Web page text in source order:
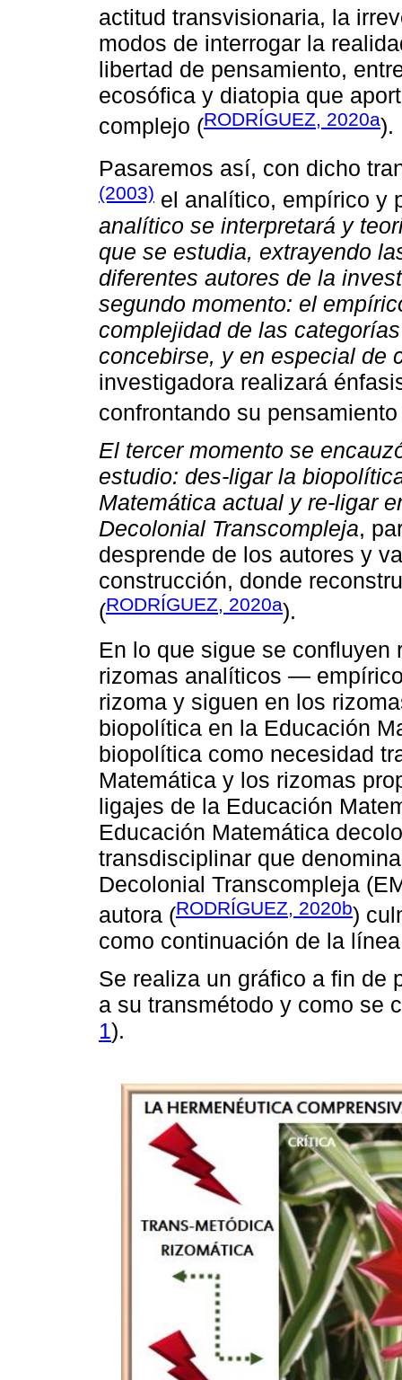
actitud transvisionaria, la
modos de interrogar la
libertad de pensamiento,
ecosófica y diatopia que
complejo (RODRÍGUEZ, 2020a).
Pasaremos así, con dicho
(2003) el analítico, empírico y
analítico se interpretará y
que se estudia, extrayendo
diferentes autores de la
segundo momento: el
complejidad de las
concebirse, y en especial de
investigadora realizará
confrontando su pensamiento
El tercer momento se
estudio: des-ligar la
Matemática actual y re-ligar
Decolonial Transcompleja,
desprende de los autores y
construcción, donde
(RODRÍGUEZ, 2020a).
En lo que sigue se
rizomas analíticos —
rizoma y siguen en los
biopolítica en la Educación
biopolítica como necesidad
Matemática y los rizomas
ligajes de la Educación
Educación Matemática
transdisciplinar que
Decolonial Transcompleja
autora (RODRÍGUEZ, 2020b)
como continuación de la
Se realiza un gráfico a fin de
a su transmétodo y como se
1).